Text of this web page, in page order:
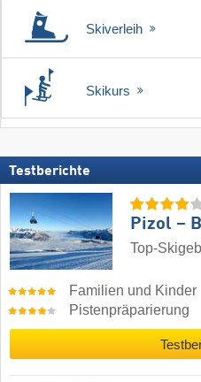
Skiverleih
Skikurs
Testberichte
Pizol –
Top-
Familien und Kinder
Pistenpräparierung